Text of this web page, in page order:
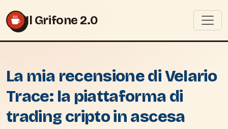
Il Grifone 2.0
La mia recensione di Velario
Trace: la piattaforma di
trading cripto in ascesa